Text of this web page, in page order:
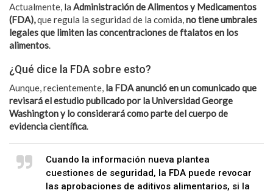
Actualmente, la Administración de Alimentos y Medicamentos
(FDA),que regula la seguridad de la comida,no tiene umbrales
legales que limiten las concentraciones de ftalatos en los
alimentos.
¿Qué dice la FDA sobre esto?
Aunque, recientemente, la FDA anunció en un comunicado que
revisará el estudio publicado por la Universidad George
Washington y lo considerará como parte del cuerpo de
evidencia científica.
Cuando la información nueva plantea
cuestiones de seguridad, la FDA puede revocar
las aprobaciones de aditivos alimentarios, si la